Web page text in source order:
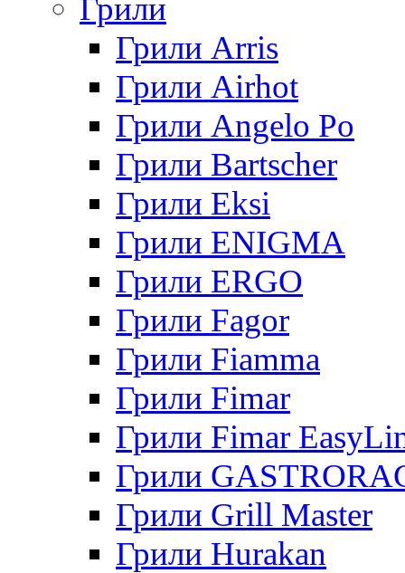
Грили
Грили Arris
Грили Airhot
Грили Angelo Po
Грили Bartscher
Грили Eksi
Грили ENIGMA
Грили ERGO
Грили Fagor
Грили Fiamma
Грили Fimar
Грили Fimar
Грили
Грили Grill Master
Грили Hurakan